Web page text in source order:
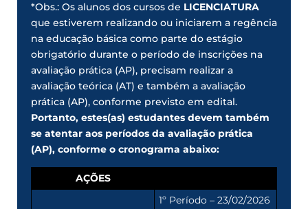
*Obs.: Os alunos dos cursos de LICENCIATURA
que estiverem realizando ou iniciarem a regência
na educação básica como parte do estágio
obrigatório durante o período de inscrições na
avaliação prática (AP), precisam realizar a
avaliação teórica (AT) e também a avaliação
prática (AP), conforme previsto em edital.
Portanto, estes(as) estudantes devem também
se atentar aos períodos da avaliação prática
(AP), conforme o cronograma abaixo:
AÇÕES
1º Período – 23/02/2026